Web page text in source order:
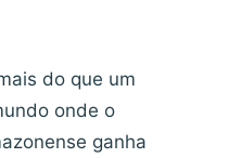
do que um
onde o
ganha